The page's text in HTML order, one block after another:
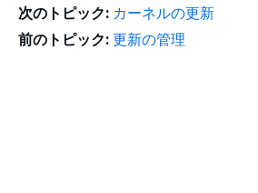
次のトピック: カーネルの更新
前のトピック: 更新の管理